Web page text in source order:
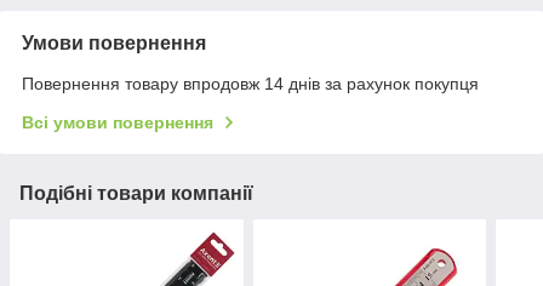
Умови повернення
Повернення товару впродовж 14 днів за рахунок покупця
Всі умови повернення
Подібні товари компанії